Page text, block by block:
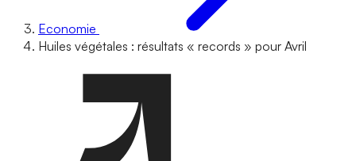
Economie
Huiles végétales : résultats « records » pour Avril